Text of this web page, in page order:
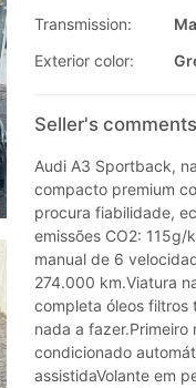
Transmission:
Exterior color:
Seller's
Audi A3 Sportback,
compacto premium
procura fiabilidade,
emissões CO2:
manual de 6
274.000 km.Viatura
completa óleos filtros
nada a
condicionado
assistidaVolante em